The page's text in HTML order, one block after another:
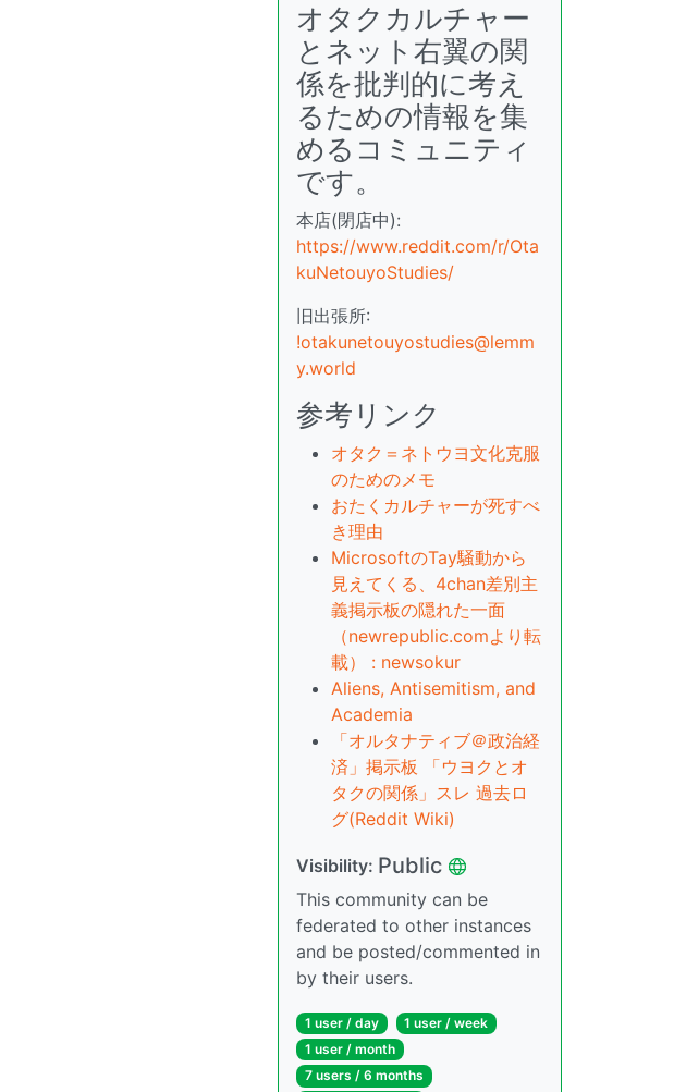
オタクカルチャー
とネット右翼の関
係を批判的に考え
るための情報を集
めるコミュニティ
です。
本店(閉店中):
https://www.reddit.com/r/Ota
kuNetouyoStudies/
旧出張所:
!otakunetouyostudies@lemm
y.world
参考リンク
オタク＝ネトウヨ文化克服
のためのメモ
おたくカルチャーが死すべ
き理由
MicrosoftのTay騒動から
見えてくる、4chan差別主
義掲示板の隠れた一面
（newrepublic.comより転
載） : newsokur
Aliens, Antisemitism, and
Academia
「オルタナティブ＠政治経
済」掲示板 「ウヨクとオ
タクの関係」スレ 過去ロ
グ(Reddit Wiki)
Visibility: Public
This community can be
federated to other instances
and be posted/commented in
by their users.
1 user / day
1 user / week
1 user / month
7 users / 6 months